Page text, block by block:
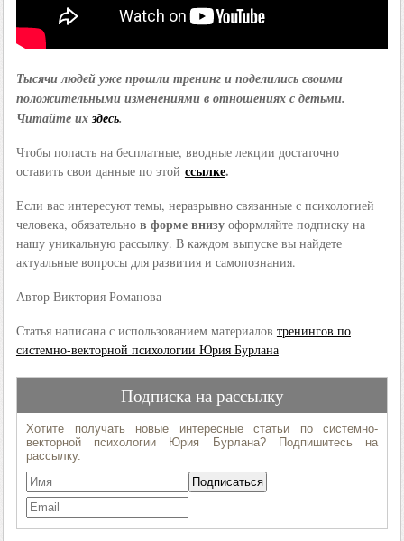
Тысячи людей уже прошли тренинг и поделились своими
положительными изменениями в отношениях с детьми.
Читайте ихздесь.
Чтобы попасть на бесплатные, вводные лекции достаточно
оставить свои данные по этой ссылке.
Если вас интересуют темы, неразрывно связанные с психологией
человека, обязательно в форме внизуоформляйте подписку на
нашу уникальную рассылку. В каждом выпуске вы найдете
актуальные вопросы для развития и самопознания.
Автор Виктория Романова
Статья написана с использованием материалов тренингов по
системно-векторной психологии Юрия Бурлана